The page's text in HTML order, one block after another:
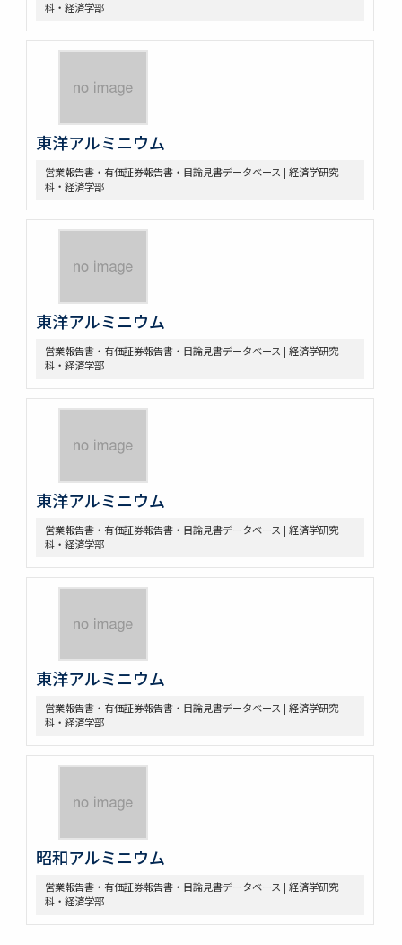
科・経済学部
東洋アルミニウム
営業報告書・有価証券報告書・目論見書データベース | 経済学研究
科・経済学部
東洋アルミニウム
営業報告書・有価証券報告書・目論見書データベース | 経済学研究
科・経済学部
東洋アルミニウム
営業報告書・有価証券報告書・目論見書データベース | 経済学研究
科・経済学部
東洋アルミニウム
営業報告書・有価証券報告書・目論見書データベース | 経済学研究
科・経済学部
昭和アルミニウム
営業報告書・有価証券報告書・目論見書データベース | 経済学研究
科・経済学部